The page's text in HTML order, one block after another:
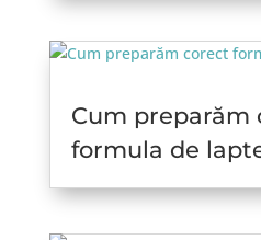
Cum preparăm
formula de